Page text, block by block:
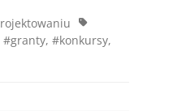
Tags
#granty, #konkursy,